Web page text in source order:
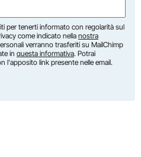
per tenerti informato con regolarità sul
come indicato nella nostra
verranno trasferiti su MailChimp
in questa informativa. Potrai
l'apposito link presente nelle email.